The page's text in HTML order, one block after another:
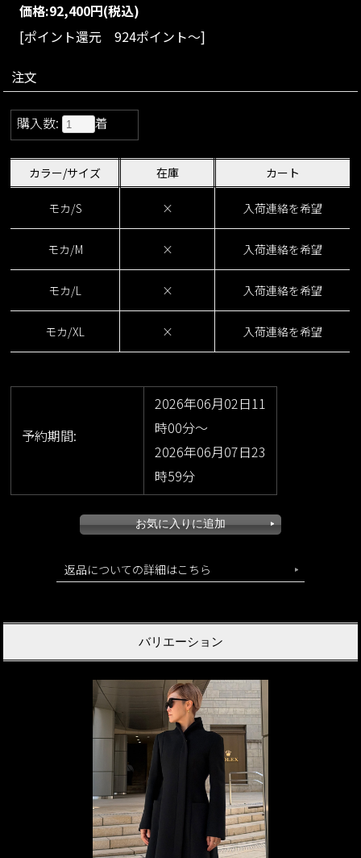
価格:92,400円(税込)
[ポイント還元 924ポイント～]
注文
購入数: 着
カラー/サイズ 在庫 カート
モカ/S × 入荷連絡を希望
モカ/M × 入荷連絡を希望
モカ/L × 入荷連絡を希望
モカ/XL × 入荷連絡を希望
予約期間:
2026年06月02日11
時00分～
2026年06月07日23
時59分
返品についての詳細はこちら
バリエーション